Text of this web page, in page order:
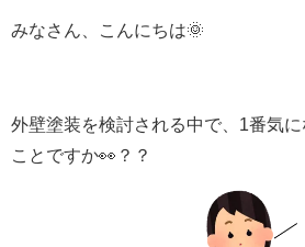
みなさん、こんにちは🌞
外壁塗装を検討される中で、1番気
ことですか👀？？